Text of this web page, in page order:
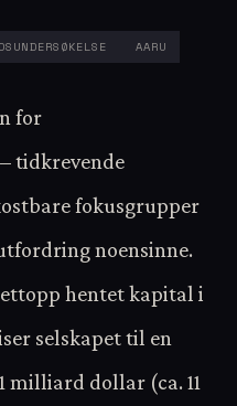
AARU
for
– tidkrevende
fokusgrupper
noensinne.
hentet kapital i
selskapet til en
milliard dollar (ca. 11